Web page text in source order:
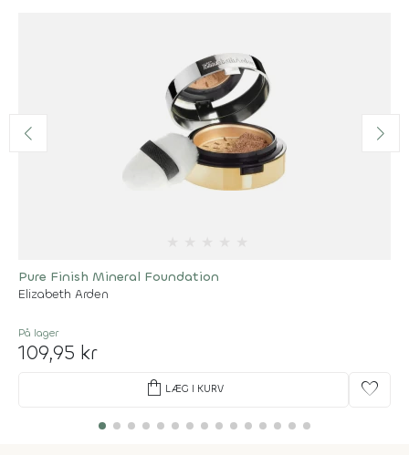
Pure Finish Mineral Foundation
Elizabeth Arden
På lager
109,95 kr
shopping_bag LÆG I KURV favorite